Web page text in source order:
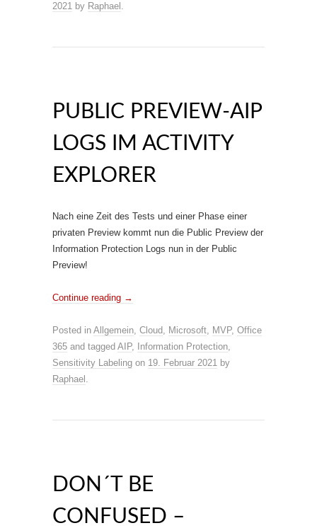
2021 by Raphael .
PUBLIC PREVIEW-AIP
LOGS IM ACTIVITY
EXPLORER
Nach eine Zeit des Tests und einer Phase einer
privaten Preview kommt nun die Public Preview der
Information Protection Logs nun in der Public
Preview!
Continue reading →
Posted in Allgemein, Cloud, Microsoft, MVP, Office
365 and tagged AIP, Information Protection,
Sensitivity Labeling on 19. Februar 2021 by
Raphael .
DON´T BE
CONFUSED –